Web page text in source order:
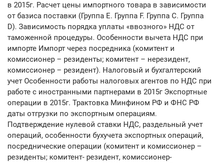
в 2015г. Расчет цены импортного товара в зависимости
от базиса поставки (Группа Е. Группа F. Группа C. Группа
D). Зависимость порядка уплаты «ввозного» НДС от
таможенной процедуры. Особенности вычета НДС при
импорте Импорт через посредника (комитент и
комиссионер – резиденты; комитент – нерезидент,
комиссионер – резидент). Налоговый и бухгалтерский
учет Особенности работы налоговых агентов по НДС при
работе с иностранными партнерами в 2015г Экспортные
операции в 2015г. Трактовка Минфином РФ и ФНС РФ
даты отгрузки по экспортным операциям.
Подтверждение нулевой ставки НДС, раздельный учет
операций, особенности бухучета экспортных операций,
посреднические операции (комитент и комиссионер –
резиденты; комитент- резидент, комиссионер-